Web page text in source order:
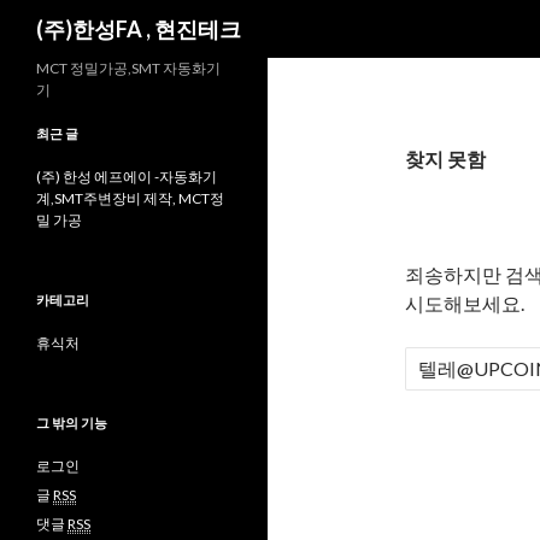
(주)한성FA , 현진테크
찾지 못함
죄송하지만 검
시도해보세요.
검
색
MCT 정밀가공,SMT 자동화기
기
최근 글
(주) 한성 에프에이 -자동화기
계,SMT주변장비 제작, MCT정
밀 가공
카테고리
휴식처
그 밖의 기능
로그인
글 RSS
댓글 RSS